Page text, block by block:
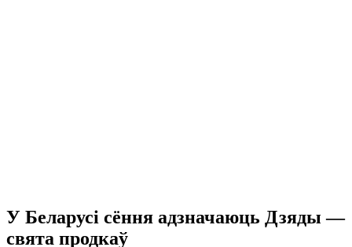
У Беларусі сёння адзначаюць Дзяды —
свята продкаў